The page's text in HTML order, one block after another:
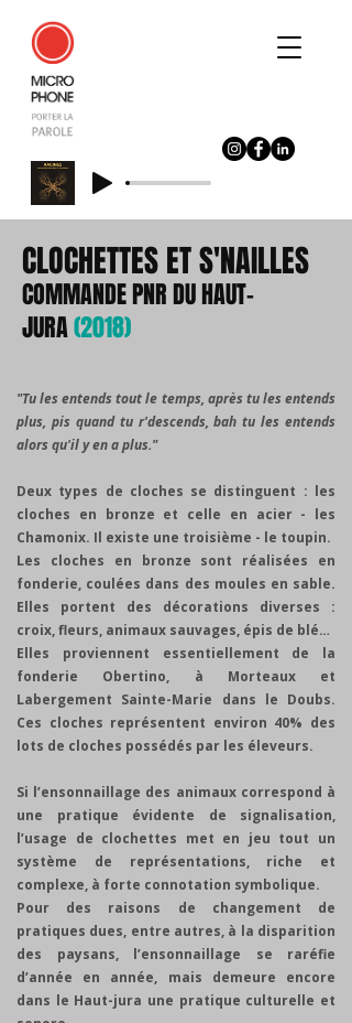
CLOCHETTES ET S'NAILLES
COMMANDE PNR DU HAUT-
JURA(2018)
"Tu les entends tout le temps, après tu les entends
plus, pis quand tu r'descends, bah tu les entends
alors qu'il y en a plus."
Deux types de cloches se distinguent : les
cloches en bronze et celle en acier - les
Chamonix. Il existe une troisième - le toupin.
Les cloches en bronze sont réalisées en
fonderie, coulées dans des moules en sable.
Elles portent des décorations diverses :
croix, fleurs, animaux sauvages, épis de blé…
Elles proviennent essentiellement de la
fonderie Obertino, à Morteaux et
Labergement Sainte-Marie dans le Doubs.
Ces cloches représentent environ 40% des
lots de cloches possédés par les éleveurs.
Si l’ensonnaillage des animaux correspond à
une pratique évidente de signalisation,
l’usage de clochettes met en jeu tout un
système de représentations, riche et
complexe, à forte connotation symbolique.
Pour des raisons de changement de
pratiques dues, entre autres, à la disparition
des paysans, l’ensonnaillage se raréfie
d’année en année, mais demeure encore
dans le Haut-jura une pratique culturelle et